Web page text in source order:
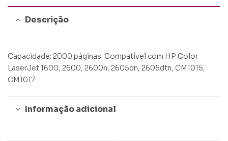
Descrição
Capacidade: 2000 páginas. Compatível com HP Color
LaserJet 1600, 2600, 2600n, 2605dn, 2605dtn, CM1015,
CM1017
Informação adicional